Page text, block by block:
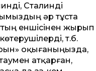
Сталинді
әр тұста
еншісінен жырып
т.б.
оқығаныңызда,
атқарған,